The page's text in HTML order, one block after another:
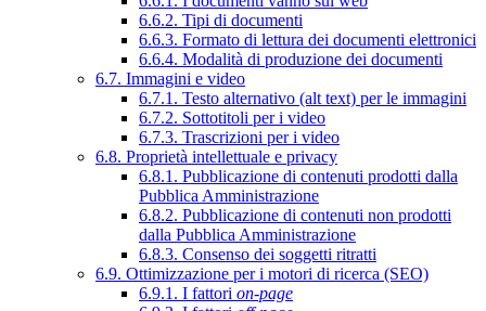
6.6.2. Tipi di documenti
6.6.3. Formato di lettura dei documenti elettronici
6.6.4. Modalità di produzione dei documenti
6.7. Immagini e video
6.7.1. Testo alternativo (alt text) per le immagini
6.7.2. Sottotitoli per i video
6.7.3. Trascrizioni per i video
6.8. Proprietà intellettuale e privacy
6.8.1. Pubblicazione di contenuti prodotti dalla
Pubblica Amministrazione
6.8.2. Pubblicazione di contenuti non prodotti
dalla Pubblica Amministrazione
6.8.3. Consenso dei soggetti ritratti
6.9. Ottimizzazione per i motori di ricerca (SEO)
6.9.1. I fattori on-page